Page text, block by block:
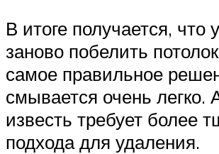
В итоге получается, что
заново побелить
самое правильное
смывается очень легко.
известь требует более
подхода для удаления.